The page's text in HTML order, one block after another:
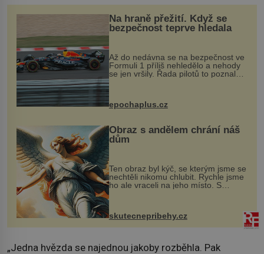
Na hraně přežití. Když se
bezpečnost teprve hledala
Až do nedávna se na bezpečnost ve
Formuli 1 příliš nehledělo a nehody
se jen vršily. Řada pilotů to poznala
na vlastní kůži, často s trvalými
následky nebo bohužel i ztrátou
života. Dnes nepochopiteln...
epochaplus.cz
Obraz s andělem chrání náš
dům
Ten obraz byl kýč, se kterým jsme se
nechtěli nikomu chlubit. Rychle jsme
ho ale vraceli na jeho místo. S
manželem Vaškem jsme si pořídili
chaloupku, takový domek na severu
Čech, kde jsme si naplánova...
skutecnepribehy.cz
„Jedna hvězda se najednou jakoby rozběhla. Pak